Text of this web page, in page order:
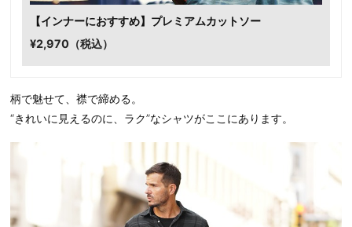
【インナーにおすすめ】プレミアムカットソー
¥2,970（税込）
柄で魅せて、襟で締める。
“きれいに見えるのに、ラク”なシャツがここにあります。